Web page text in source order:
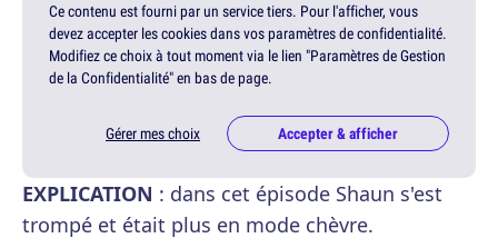
Ce contenu est fourni par un service tiers. Pour l'afficher, vous
devez accepter les cookies dans vos paramètres de confidentialité.
Modifiez ce choix à tout moment via le lien "Paramètres de Gestion
de la Confidentialité" en bas de page.
Gérer mes choix Accepter & afficher
EXPLICATION : dans cet épisode Shaun s'est
trompé et était plus en mode chèvre.